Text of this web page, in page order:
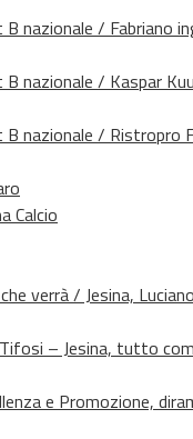
B nazionale / Fabriano
B nazionale / Kaspar
B nazionale / Ristropro
Calcio
verrà / Jesina,
– Jesina, tutto
e Promozione,